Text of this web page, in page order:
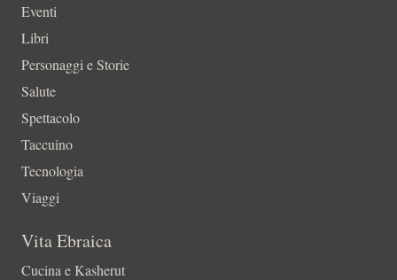
Eventi
Libri
Personaggi e Storie
Salute
Spettacolo
Taccuino
Tecnologia
Viaggi
Vita Ebraica
Cucina e Kasherut